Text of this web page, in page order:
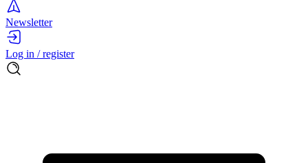
Newsletter
Log in / register